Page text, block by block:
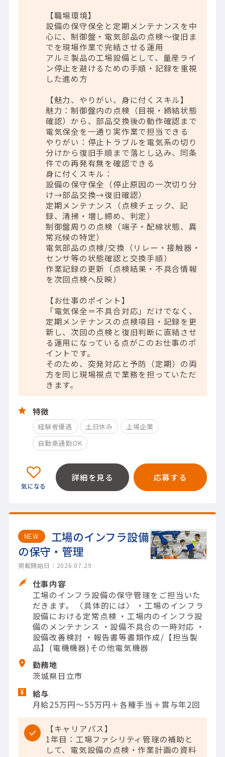
【職場環境】
設備の保守保全と定期メンテナンスを中
心に、制御盤・電気部品の点検～復旧ま
でを現場作業で完結させる運用
アルミ製品の工場設備として、量産ライ
ン停止を避けるための手順・記録を重視
した進め方
【魅力、やりがい、身に付くスキル】
魅力：制御盤内の点検（目視・締結状態
確認）から、部品交換後の動作確認まで
電気保全を一通り実作業で担当できる
やりがい：停止トラブルを電気系の切り
分けから復旧手順まで落とし込み、同条
件での再発有無を確認できる
身に付くスキル：
設備の保守保全（停止原因の一次切り分
け→部品交換→復旧確認）
定期メンテナンス（点検チェック、記
録、清掃・増し締め、判定）
制御盤周りの点検（端子・配線状態、異
常兆候の特定）
電気部品の点検/交換（リレー・接触器・
センサ等の状態確認と交換手順）
作業記録の更新（点検結果・不具合情報
を次回点検へ反映）
【お仕事のポイント】
「電気保全＝不具合対応」だけでなく、
定期メンテナンスの点検項目・記録を更
新し、次回の点検と復旧判断に直結させ
る運用になっている点がこのお仕事のポ
イントです。
そのため、突発対応と予防（定期）の両
方を同じ現場視点で業務を担っていただ
きます。
特徴
経験者優遇 土日休み
上場企業
自動車通勤OK
詳細を見る 応募する
NEW
工場のインフラ設備
の保守・管理
掲載開始日：2026.07.29
仕事内容
工場のインフラ設備の保守管理をご担当いた
だきます。 〈具体的には〉 ・工場のインフラ
設備における定常点検 ・工場内のインフラ設
備のメンテナンス ・設備不具合の一時対応 ・
設備改善検討 ・報告書等書類作成/【担当製
品】(電機機器)その他電気機器
勤務地
茨城県日立市
給与
月給25万円～55万円＋各種手当＋賞与年2回
【キャリアパス】
1年目：工場ファシリティ管理の補助と
して、電気設備の点検・作業計画の資料